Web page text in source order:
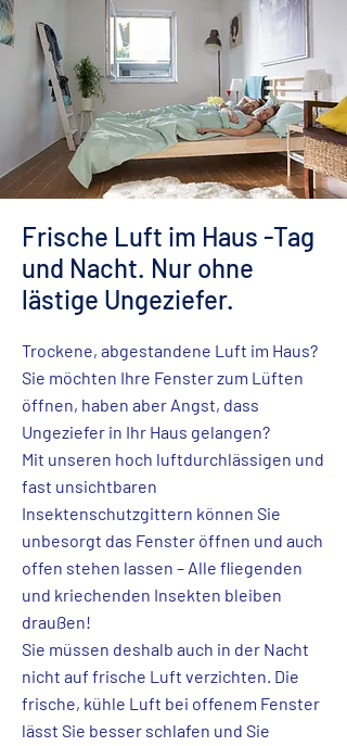
Frische Luft im Haus -Tag
und Nacht. Nur ohne
lästige Ungeziefer.
Trockene, abgestandene Luft im Haus?
Sie möchten Ihre Fenster zum Lüften
öffnen, haben aber Angst, dass
Ungeziefer in Ihr Haus gelangen?
Mit unseren hoch luftdurchlässigen und
fast unsichtbaren
Insektenschutzgittern können Sie
unbesorgt das Fenster öffnen und auch
offen stehen lassen – Alle fliegenden
und kriechenden Insekten bleiben
draußen!
Sie müssen deshalb auch in der Nacht
nicht auf frische Luft verzichten. Die
frische, kühle Luft bei offenem Fenster
lässt Sie besser schlafen und Sie